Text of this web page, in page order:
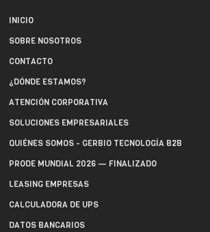
INICIO
SOBRE NOSOTROS
CONTACTO
¿DÓNDE ESTAMOS?
ATENCIÓN CORPORATIVA
SOLUCIONES EMPRESARIALES
QUIÉNES SOMOS - GERBIO TECNOLOGÍA B2B
PRODE MUNDIAL 2026 — FINALIZADO
LEASING EMPRESAS
CALCULADORA DE UPS
DATOS BANCARIOS